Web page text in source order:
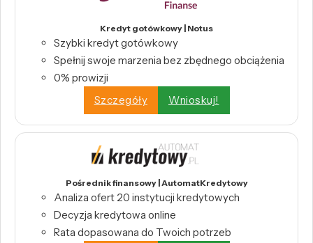
Kredyt gotówkowy | Notus
Szybki kredyt gotówkowy
Spełnij swoje marzenia bez zbędnego obciążenia
0% prowizji
Szczegóły
Wnioskuj!
Pośrednik finansowy | AutomatKredytowy
Analiza ofert 20 instytucji kredytowych
Decyzja kredytowa online
Rata dopasowana do Twoich potrzeb